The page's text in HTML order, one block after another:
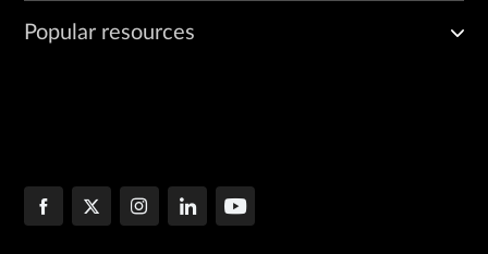
Popular resources